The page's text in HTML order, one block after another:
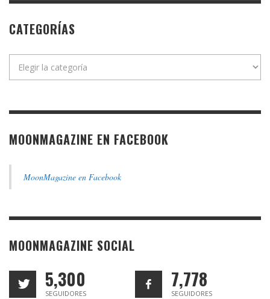
CATEGORÍAS
MOONMAGAZINE EN FACEBOOK
MoonMagazine en Facebook
MOONMAGAZINE SOCIAL
5,300
SEGUIDORES
7,778
SEGUIDORES